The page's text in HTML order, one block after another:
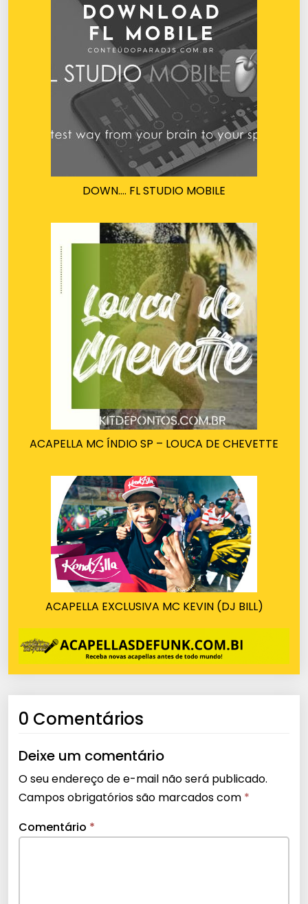
DOWN…. FL STUDIO MOBILE
ACAPELLA MC ÍNDIO SP – LOUCA DE CHEVETTE
ACAPELLA EXCLUSIVA MC KEVIN (DJ BILL)
0 Comentários
Deixe um comentário
O seu endereço de e-mail não será publicado.
Campos obrigatórios são marcados com *
Comentário *